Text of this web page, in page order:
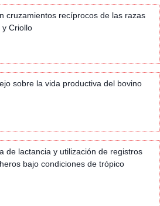
cruzamientos recíprocos de las razas
y Criollo
sobre la vida productiva del bovino
de lactancia y utilización de registros
bajo condiciones de trópico